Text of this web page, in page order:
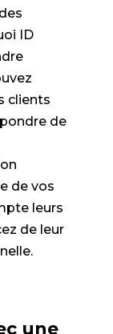
ID
clients
de
de vos
leurs
de leur
une